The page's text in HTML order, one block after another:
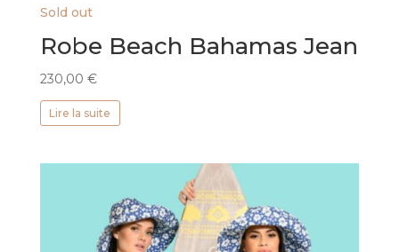
Sold out
Robe Beach Bahamas Jean
230,00 €
Lire la suite